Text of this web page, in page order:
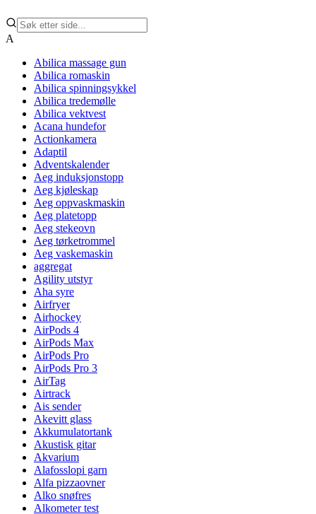
A
Abilica massage gun
Abilica romaskin
Abilica spinningsykkel
Abilica tredemølle
Abilica vektvest
Acana hundefor
Actionkamera
Adaptil
Adventskalender
Aeg induksjonstopp
Aeg kjøleskap
Aeg oppvaskmaskin
Aeg platetopp
Aeg stekeovn
Aeg tørketrommel
Aeg vaskemaskin
aggregat
Agility utstyr
Aha syre
Airfryer
Airhockey
AirPods 4
AirPods Max
AirPods Pro
AirPods Pro 3
AirTag
Airtrack
Ais sender
Akevitt glass
Akkumulatortank
Akustisk gitar
Akvarium
Alafosslopi garn
Alfa pizzaovner
Alko snøfres
Alkometer test